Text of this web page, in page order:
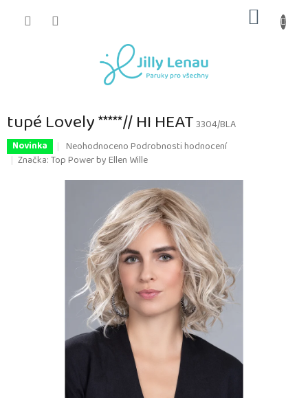
KOŠÍK
tupé Lovely *****// HI HEAT3304/BLA
Novinka
Průměrné
hodnocení
je
hvězdiček.
NeohodnocenoPodrobnosti hodnocení
Značka:Top Power by Ellen Wille